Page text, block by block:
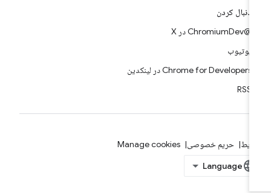
دنبال کردن
یوتیوب
Chrome for Developers در لینکدین
حریم خصوصی Manage cookies